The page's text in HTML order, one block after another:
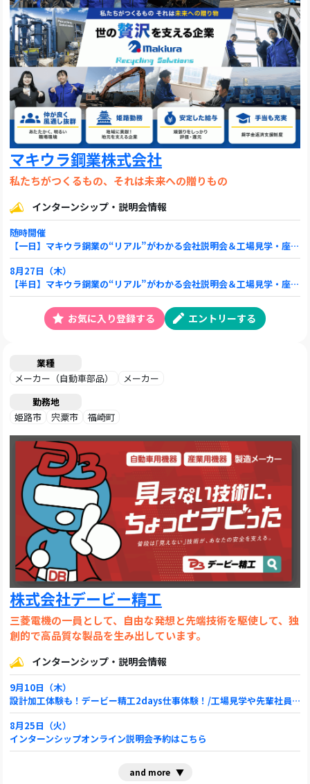
マキウラ鋼業株式会社
私たちがつくるもの、それは未来への贈りもの
インターンシップ・説明会情報
随時開催
【一日】マキウラ鋼業の“リアル”がわかる会社説明会＆工場見学・座談会
8月27日（木）
【半日】マキウラ鋼業の“リアル”がわかる会社説明会＆工場見学・座談会
お気に入り登録する エントリーする
業種
メーカー（自動車部品）
メーカー
勤務地
姫路市
宍粟市 福崎町
株式会社デービー精工
三菱電機の一員として、自由な発想と先端技術を駆使して、独
創的で高品質な製品を生み出しています。
インターンシップ・説明会情報
9月10日（木）
設計加工体験も！デービー精工2days仕事体験！/工場見学や先輩社員との座談会も
8月25日（火）
インターンシップオンライン説明会予約はこちら
and more